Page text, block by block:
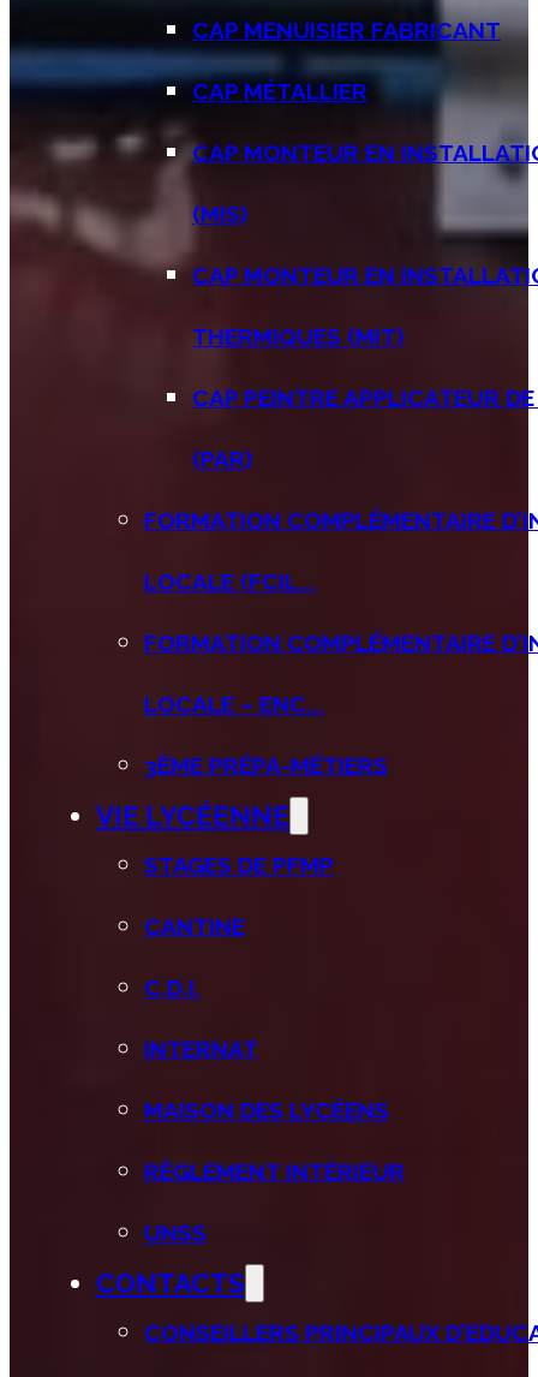
CAP MENUISIER FABRICANT
CAP MÉTALLIER
CAP MONTEUR EN
(MIS)
CAP MONTEUR EN
THERMIQUES (MIT)
CAP PEINTRE APPLICATEUR
(PAR)
FORMATION COMPLÉMENTAIRE
LOCALE (FCIL...
FORMATION COMPLÉMENTAIRE
LOCALE – ENC...
3ÈME PRÉPA-MÉTIERS
VIE LYCÉENNE
STAGES DE PFMP
CANTINE
C.D.I.
INTERNAT
MAISON DES LYCÉENS
RÈGLEMENT INTÉRIEUR
UNSS
CONTACTS
CONSEILLERS PRINCIPAUX